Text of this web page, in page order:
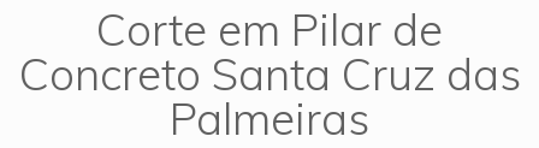
Corte em Pilar de
Concreto Santa Cruz das
Palmeiras